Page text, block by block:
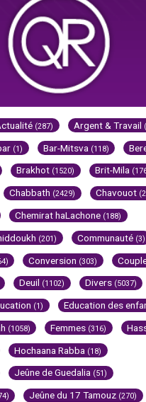
(287) Argent & Travail
(1) Bar-Mitsva (118)
Brakhot (1520) Brit-Mila
Chabbath (2429) Chavouot
Chemirat haLachone (188)
(201) Communauté (3)
Conversion (303)
Deuil (1102) Divers (5037)
(1) Education des
(1058) Femmes (316)
Hochaana Rabba (18)
Jeûne de Guedalia (51)
Jeûne du 17 Tamouz (270)